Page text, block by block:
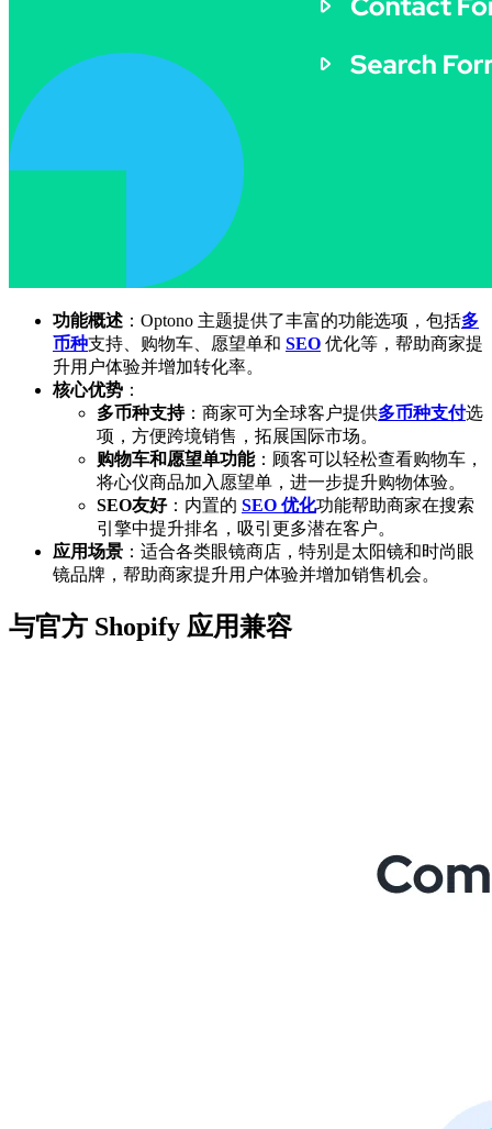
功能概述 ：Optono 主题提供了丰富的功能选项，包括多
币种支持、购物车、愿望单和 SEO 优化等，帮助商家提
升用户体验并增加转化率。
核心优势 ：
多币种支持：商家可为全球客户提供多币种支付选
项，方便跨境销售，拓展国际市场。
购物车和愿望单功能：顾客可以轻松查看购物车，
将心仪商品加入愿望单，进一步提升购物体验。
SEO友好：内置的 SEO 优化功能帮助商家在搜索
引擎中提升排名，吸引更多潜在客户。
应用场景 ：适合各类眼镜商店，特别是太阳镜和时尚眼
镜品牌，帮助商家提升用户体验并增加销售机会。
与官方 Shopify 应用兼容